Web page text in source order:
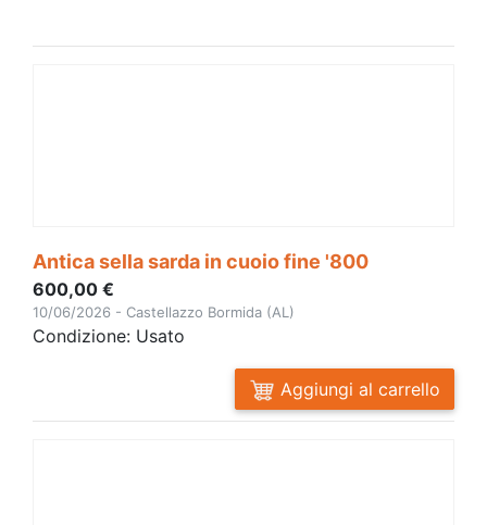
Antica sella sarda in cuoio fine '800
600,00 €
10/06/2026 - Castellazzo Bormida (AL)
Condizione: Usato
Aggiungi al carrello